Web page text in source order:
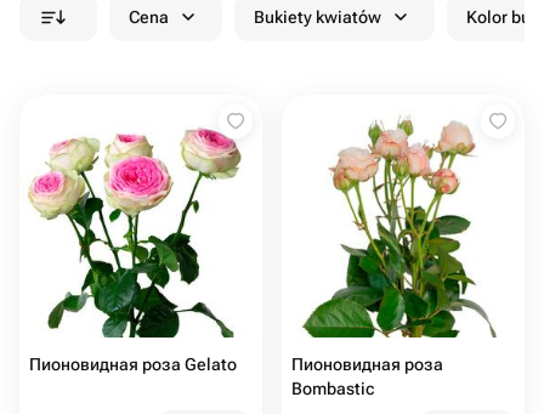
Cena Bukiety kwiatów Kolor
Пионовидная роза Gelato
Пионовидная роза
Bombastic